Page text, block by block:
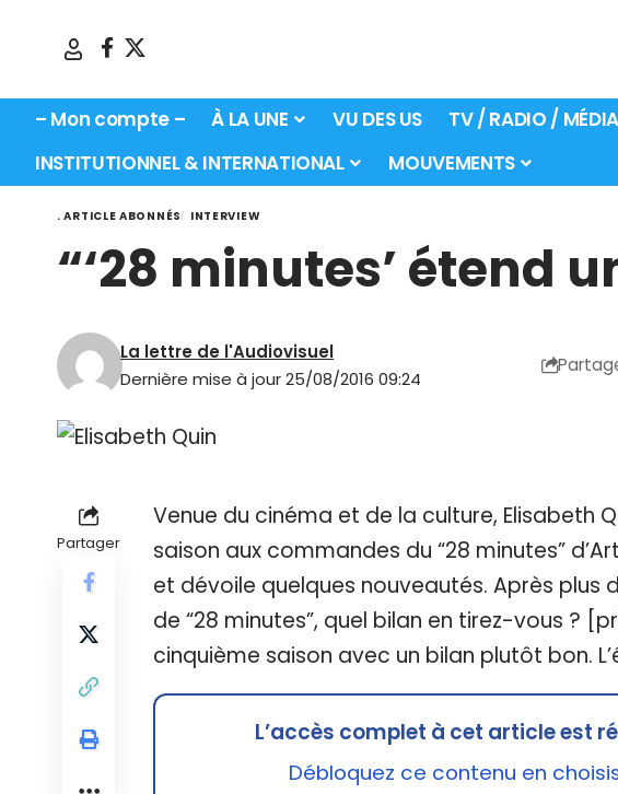
– Mon compte – À LA UNE VU DES US TV / RADIO /
INSTITUTIONNEL & INTERNATIONAL
MOUVEMENTS
. ARTICLE ABONNÉS INTERVIEW
“‘28 minutes’ étend
Dernière mise à jour 25/08/2016 09:24
La lettre de l'Audiovisuel
Partager
Venue du cinéma et de la culture, Elisabeth
saison aux commandes du “28 minutes”
et dévoile quelques nouveautés. Après plus
de “28 minutes”, quel bilan en tirez-vous ?
cinquième saison avec un bilan plutôt bon.
L’accès complet à cet article est
Débloquez ce contenu en